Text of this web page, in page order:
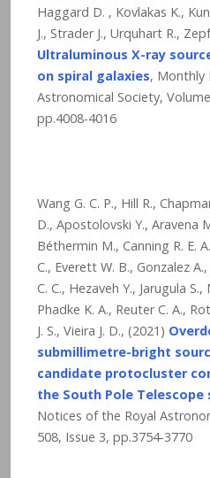
Haggard D. , Kovlakas K.,
J., Strader J., Urquhart R.,
Ultraluminous X-ray
on spiral galaxies, Monthly
Astronomical Society,
pp.4008-4016
Wang G. C. P., Hill R.,
D., Apostolovski Y., Aravena
Béthermin M., Canning R. E.
C., Everett W. B., Gonzalez
C. C., Hezaveh Y., Jarugula
Phadke K. A., Reuter C. A.,
J. S., Vieira J. D., (2021)
submillimetre-bright
candidate protocluster
the South Pole Telescope
Notices of the Royal
508, Issue 3, pp.3754-3770